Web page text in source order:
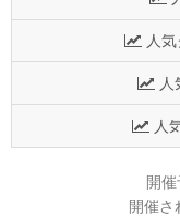
人
人
開
開催さ